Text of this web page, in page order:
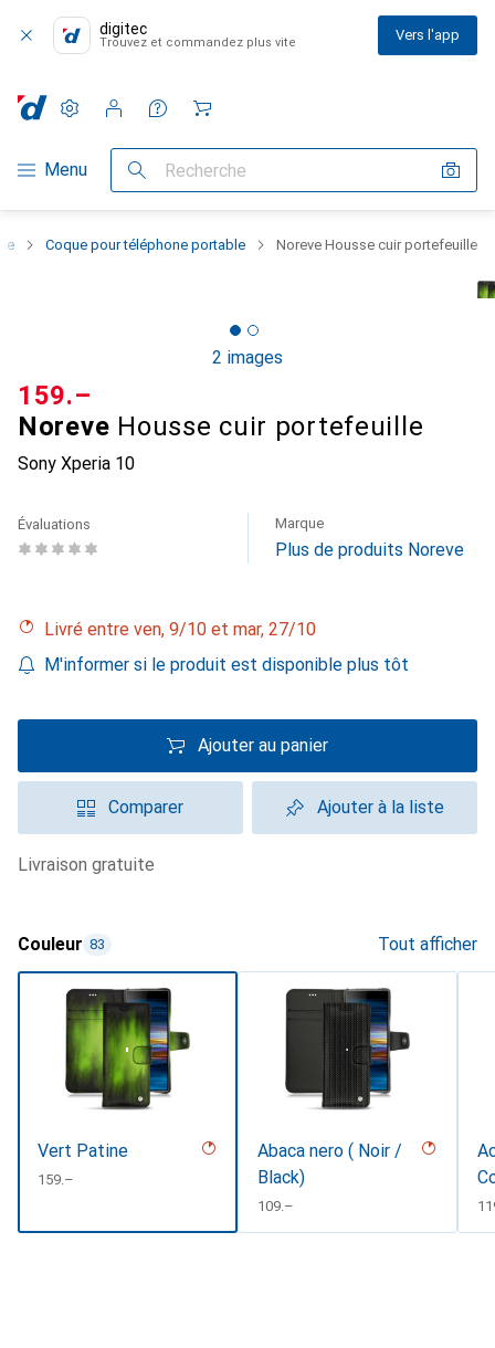
digitec
Trouvez et commandez plus vite Vers l'app
Navigation par catégorie
Menu Recherche
Paramètres
Compte client
Listes de comparaison
Listes d'envies
Panier
Coque pour téléphone portable Noreve Housse cuir portefeuille
2 images
Noreve Housse cuir portefeuille
Sony Xperia 10
CHF
159.–
Évaluations Marque
Plus de produits Noreve
Livré entre ven, 9/10 et mar, 27/10
M'informer si le produit est disponible plus tôt
Ajouter au panier
Comparer Ajouter à la liste
livraison gratuite
Couleur 83 Tout afficher
Vert Patine
CHF
159.–
Abaca nero ( Noir /
Black)
CHF
109.–